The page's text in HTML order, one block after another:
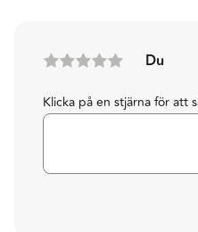
Du
Klicka på en stjärna för att